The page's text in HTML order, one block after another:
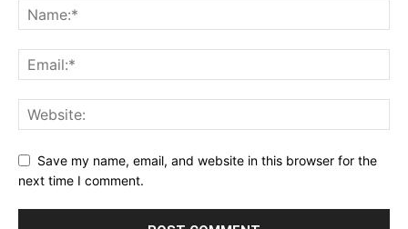
Save my name, email, and website in this browser for the
next time I comment.